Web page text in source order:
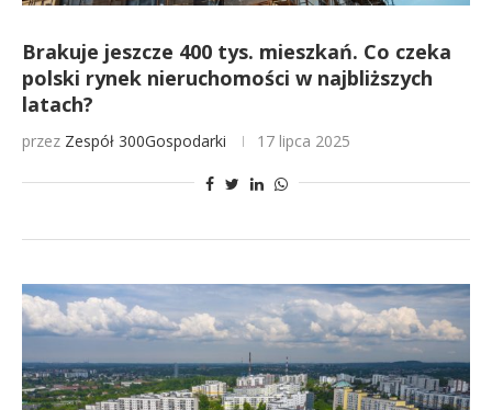
Brakuje jeszcze 400 tys. mieszkań. Co czeka
polski rynek nieruchomości w najbliższych
latach?
przez Zespół 300Gospodarki 17 lipca 2025